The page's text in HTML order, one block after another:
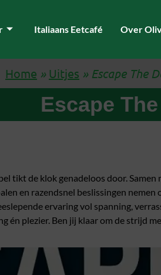
Italiaans Eetcafé Over
Home » Uitjes » Escape The
Escape
tikt de klok genadeloos door.
en razendsnel beslissingen
ervaring vol spanning,
én plezier. Ben jij klaar om de strijd